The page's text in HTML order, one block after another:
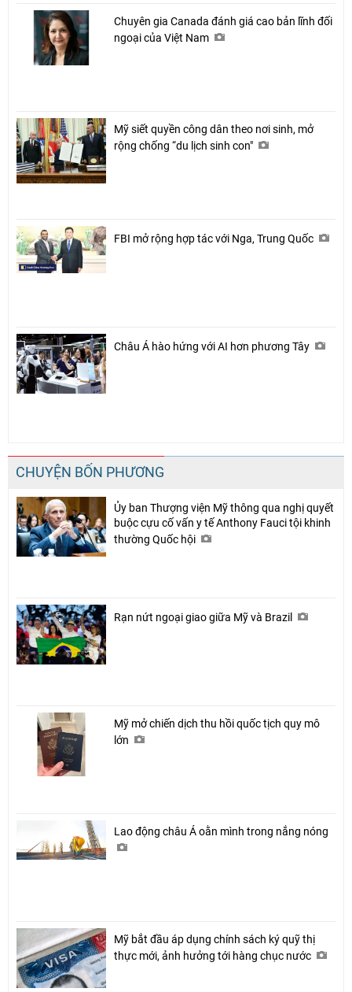
Chuyên gia Canada đánh giá cao bản lĩnh đối
ngoại của Việt Nam
Mỹ siết quyền công dân theo nơi sinh, mở
rộng chống “du lịch sinh con"
FBI mở rộng hợp tác với Nga, Trung Quốc
Châu Á hào hứng với AI hơn phương Tây
CHUYỆN BỐN PHƯƠNG
Ủy ban Thượng viện Mỹ thông qua nghị quyết
buộc cựu cố vấn y tế Anthony Fauci tội khinh
thường Quốc hội
Rạn nứt ngoại giao giữa Mỹ và Brazil
Mỹ mở chiến dịch thu hồi quốc tịch quy mô
lớn
Lao động châu Á oằn mình trong nắng nóng
Mỹ bắt đầu áp dụng chính sách ký quỹ thị
thực mới, ảnh hưởng tới hàng chục nước